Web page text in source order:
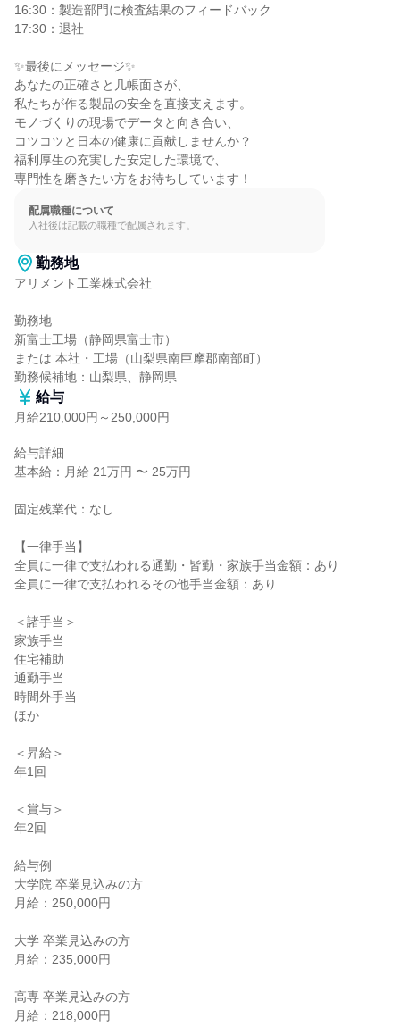
16:30：製造部門に検査結果のフィードバック
17:30：退社
✨最後にメッセージ✨
あなたの正確さと几帳面さが、
私たちが作る製品の安全を直接支えます。
モノづくりの現場でデータと向き合い、
コツコツと日本の健康に貢献しませんか？
福利厚生の充実した安定した環境で、
専門性を磨きたい方をお待ちしています！
配属職種について
入社後は記載の職種で配属されます。
勤務地
アリメント工業株式会社
勤務地
新富士工場（静岡県富士市）
または 本社・工場（山梨県南巨摩郡南部町）
勤務候補地：山梨県、静岡県
給与
月給210,000円～250,000円
給与詳細
基本給：月給 21万円 〜 25万円
固定残業代：なし
【一律手当】
全員に一律で支払われる通勤・皆勤・家族手当金額：あり
全員に一律で支払われるその他手当金額：あり
＜諸手当＞
家族手当
住宅補助
通勤手当
時間外手当
ほか
＜昇給＞
年1回
＜賞与＞
年2回
給与例
大学院 卒業見込みの方
月給：250,000円
大学 卒業見込みの方
月給：235,000円
高専 卒業見込みの方
月給：218,000円